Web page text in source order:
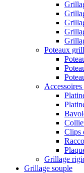
Poteaux
Clips
Grillage
Grillage souple